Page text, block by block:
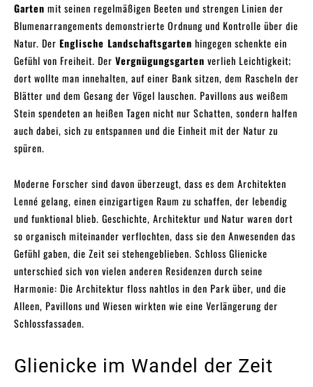
Garten mit seinen regelmäßigen Beeten und strengen Linien der
Blumenarrangements demonstrierte Ordnung und Kontrolle über die
Natur. Der Englische Landschaftsgarten hingegen schenkte ein
Gefühl von Freiheit. Der Vergnügungsgarten verlieh Leichtigkeit;
dort wollte man innehalten, auf einer Bank sitzen, dem Rascheln der
Blätter und dem Gesang der Vögel lauschen. Pavillons aus weißem
Stein spendeten an heißen Tagen nicht nur Schatten, sondern halfen
auch dabei, sich zu entspannen und die Einheit mit der Natur zu
spüren.
Moderne Forscher sind davon überzeugt, dass es dem Architekten
Lenné gelang, einen einzigartigen Raum zu schaffen, der lebendig
und funktional blieb. Geschichte, Architektur und Natur waren dort
so organisch miteinander verflochten, dass sie den Anwesenden das
Gefühl gaben, die Zeit sei stehengeblieben. Schloss Glienicke
unterschied sich von vielen anderen Residenzen durch seine
Harmonie: Die Architektur floss nahtlos in den Park über, und die
Alleen, Pavillons und Wiesen wirkten wie eine Verlängerung der
Schlossfassaden.
Glienicke im Wandel der Zeit